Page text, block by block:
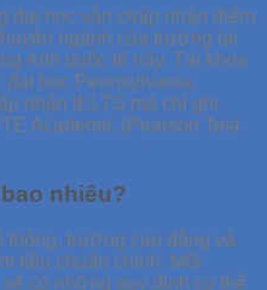
đại học vẫn chấp nhận điểm
ngành của trường lại
Anh quốc tế này. Tại khoa
đại học Pennsylvania,
nhận IELTS mà chỉ ghi
Academic (Pearson Test
nhiêu?
thông, trường cao đẳng và
tiêu chuẩn chính. Mỗi
có những quy định cụ thể